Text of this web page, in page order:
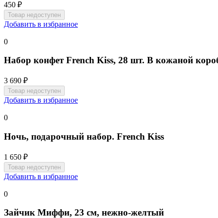
450 ₽
Добавить в избранное
0
Набор конфет French Kiss, 28 шт. В кожаной
3 690 ₽
Добавить в избранное
0
Ночь, подарочный набор. French Kiss
1 650 ₽
Добавить в избранное
0
Зайчик Миффи, 23 см, нежно-желтый